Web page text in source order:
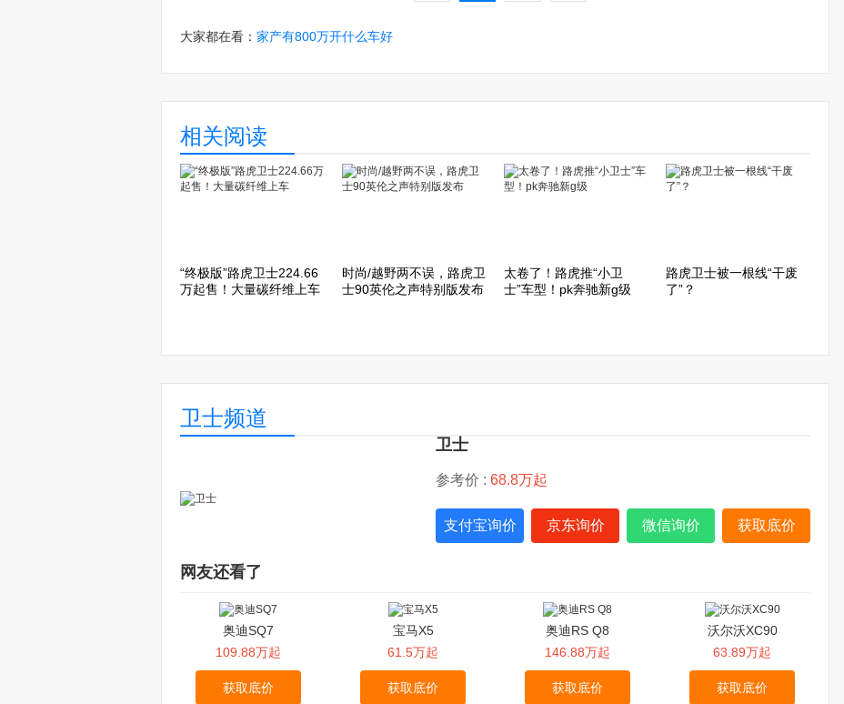
大家都在看： 家产有800万开什么车好
相关阅读
“终极版”路虎卫士224.66
万起售！大量碳纤维上车
时尚/越野两不误，路虎卫
士90英伦之声特别版发布
太卷了！路虎推“小卫
士”车型！pk奔驰新g级
路虎卫士被一根线“干废
了”？
路虎将推出“缩小版”卫
士！或定名“Defender 80”
题，中国市场超63万辆车
卫士频道
卫士
参考价 : 68.8万起
支付宝询价 京东询价 微信询价 获取底价
网友还看了
奥迪SQ7
109.88万起
获取底价
宝马X5
61.5万起
获取底价
奥迪RS Q8
146.88万起
获取底价
沃尔沃XC90
63.89万起
获取底价